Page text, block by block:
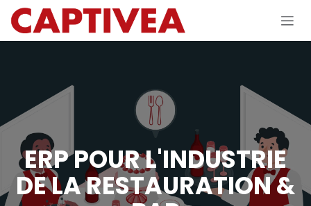
Se rendre au contenu
ERP POUR L'INDUSTRIE
DE LA RESTAURATION &